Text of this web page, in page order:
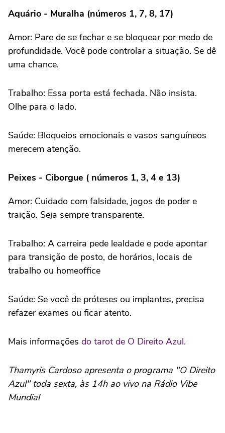
Aquário - Muralha (números 1, 7, 8, 17)
Amor: Pare de se fechar e se bloquear por medo de
profundidade. Você pode controlar a situação. Se dê
uma chance.
Trabalho: Essa porta está fechada. Não insista.
Olhe para o lado.
Saúde: Bloqueios emocionais e vasos sanguíneos
merecem atenção.
Peixes - Ciborgue ( números 1, 3, 4 e 13)
Amor: Cuidado com falsidade, jogos de poder e
traição. Seja sempre transparente.
Trabalho: A carreira pede lealdade e pode apontar
para transição de posto, de horários, locais de
trabalho ou homeoffice
Saúde: Se você de próteses ou implantes, precisa
refazer exames ou ficar atento.
Mais informações do tarot de O Direito Azul.
Thamyris Cardoso apresenta o programa "O Direito
Azul" toda sexta, às 14h ao vivo na Rádio Vibe
Mundial